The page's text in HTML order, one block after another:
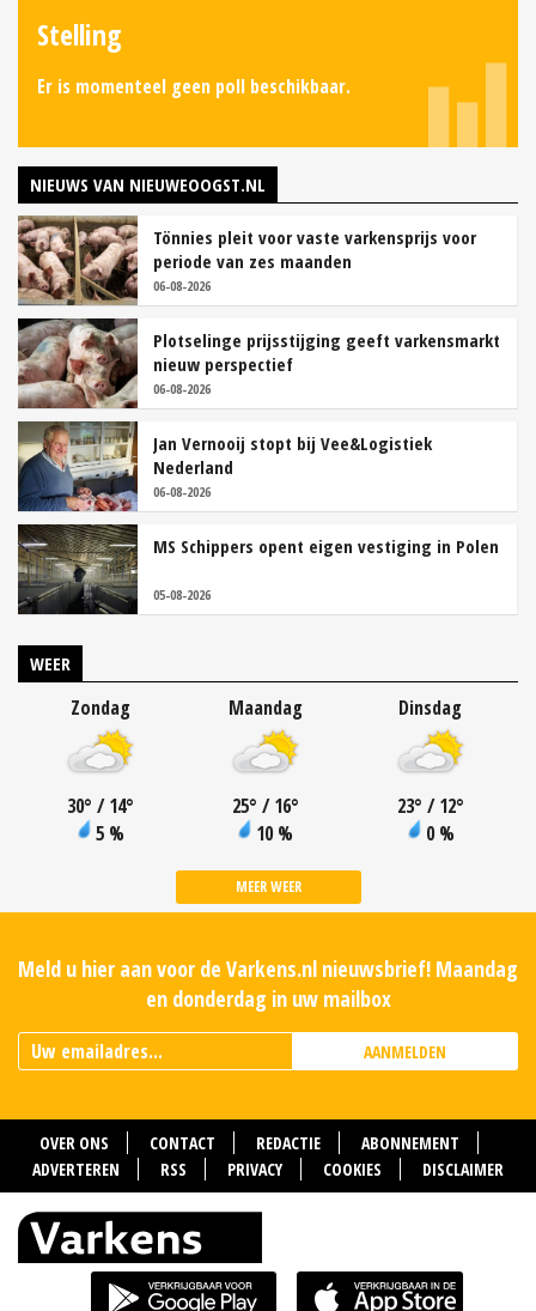
Stelling
Er is momenteel geen poll beschikbaar.
NIEUWS VAN NIEUWEOOGST.NL
Tönnies pleit voor vaste varkensprijs voor
periode van zes maanden
06-08-2026
Plotselinge prijsstijging geeft varkensmarkt
nieuw perspectief
06-08-2026
Jan Vernooij stopt bij Vee&Logistiek
Nederland
06-08-2026
MS Schippers opent eigen vestiging in Polen
05-08-2026
WEER
Zondag
30° / 14°
5 %
Maandag
25° / 16°
10 %
Dinsdag
23° / 12°
0 %
MEER WEER
Meld u hier aan voor de Varkens.nl nieuwsbrief! Maandag
en donderdag in uw mailbox
AANMELDEN
OVER ONS CONTACT REDACTIE
ABONNEMENT
ADVERTEREN
RSS PRIVACY COOKIES DISCLAIMER